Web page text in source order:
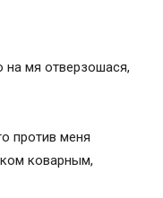
на мя отверзошася,
против меня
коварным,